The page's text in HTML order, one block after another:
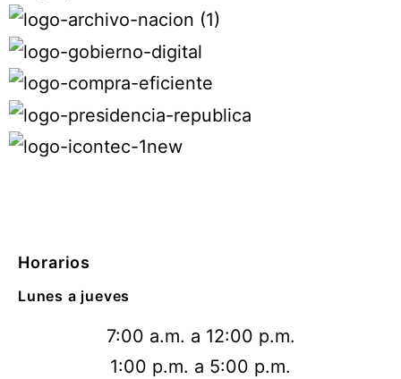
Horarios
Lunes a jueves
7:00 a.m. a 12:00 p.m.
1:00 p.m. a 5:00 p.m.